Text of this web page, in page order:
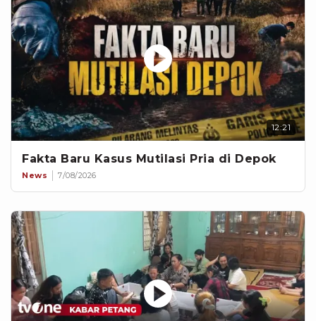
12:21
Fakta Baru Kasus Mutilasi Pria di Depok
News 7/08/2026